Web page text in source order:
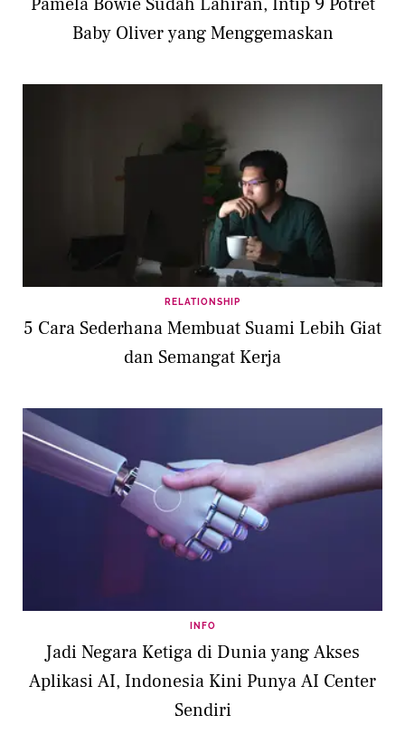
Pamela Bowie Sudah Lahiran, Intip 9 Potret
Baby Oliver yang Menggemaskan
RELATIONSHIP
5 Cara Sederhana Membuat Suami Lebih Giat
dan Semangat Kerja
INFO
Jadi Negara Ketiga di Dunia yang Akses
Aplikasi AI, Indonesia Kini Punya AI Center
Sendiri